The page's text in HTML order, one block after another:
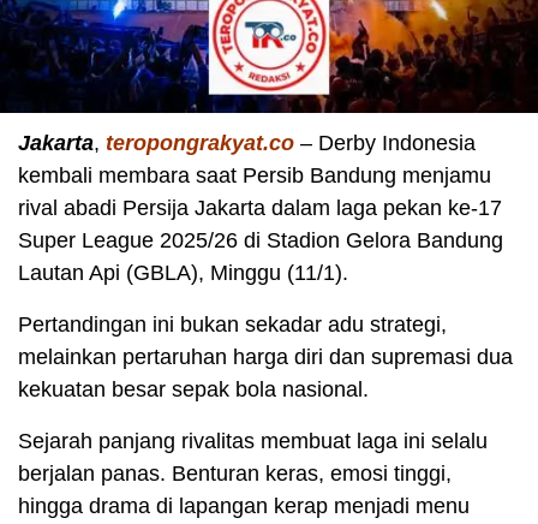
Jakarta, teropongrakyat.co – Derby Indonesia
kembali membara saat Persib Bandung menjamu
rival abadi Persija Jakarta dalam laga pekan ke-17
Super League 2025/26 di Stadion Gelora Bandung
Lautan Api (GBLA), Minggu (11/1).
Pertandingan ini bukan sekadar adu strategi,
melainkan pertaruhan harga diri dan supremasi dua
kekuatan besar sepak bola nasional.
Sejarah panjang rivalitas membuat laga ini selalu
berjalan panas. Benturan keras, emosi tinggi,
hingga drama di lapangan kerap menjadi menu